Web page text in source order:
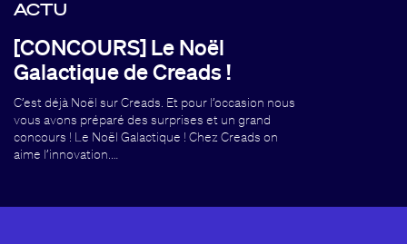
ACTU
[CONCOURS] Le Noël
Galactique de Creads !
C’est déjà Noël sur Creads. Et pour l’occasion nous
vous avons préparé des surprises et un grand
concours ! Le Noël Galactique ! Chez Creads on
aime l’innovation.…